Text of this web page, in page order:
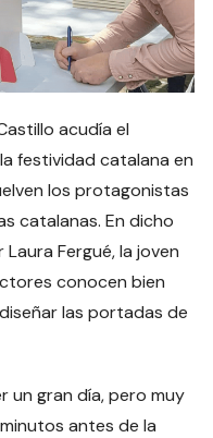
acudía el
festividad catalana en
los protagonistas
catalanas. En dicho
Fergué, la joven
conocen bien
las portadas de
un gran día, pero muy
antes de la